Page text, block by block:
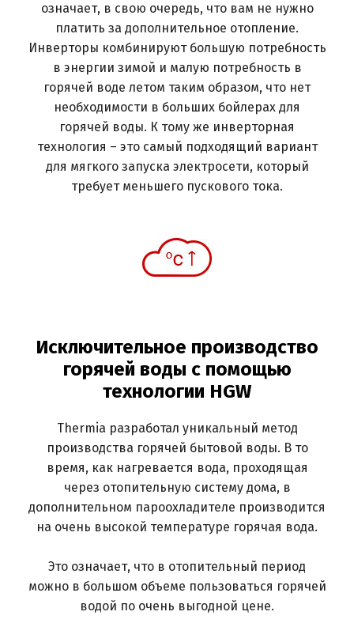
означает, в свою очередь, что вам не нужно
платить за дополнительное отопление.
Инверторы комбинируют большую потребность
в энергии зимой и малую потребность в
горячей воде летом таким образом, что нет
необходимости в больших бойлерах для
горячей воды. К тому же инверторная
технология – это самый подходящий вариант
для мягкого запуска электросети, который
требует меньшего пускового тока.
Исключительное производство
горячей воды с помощью
технологии HGW
Thermia разработал уникальный метод
производства горячей бытовой воды. В то
время, как нагревается вода, проходящая
через отопительную систему дома, в
дополнительном пароохладителе производится
на очень высокой температуре горячая вода.
Это означает, что в отопительный период
можно в большом объеме пользоваться горячей
водой по очень выгодной цене.